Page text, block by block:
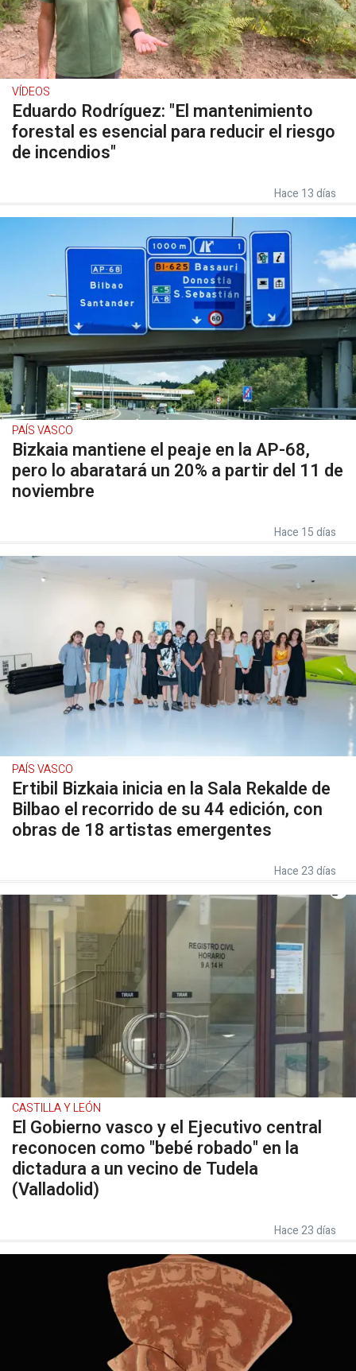
VÍDEOS
Eduardo Rodríguez: "El mantenimiento
forestal es esencial para reducir el riesgo
de incendios"
Hace 13 días
PAÍS VASCO
Bizkaia mantiene el peaje en la AP-68,
pero lo abaratará un 20% a partir del 11 de
noviembre
Hace 15 días
PAÍS VASCO
Ertibil Bizkaia inicia en la Sala Rekalde de
Bilbao el recorrido de su 44 edición, con
obras de 18 artistas emergentes
Hace 23 días
CASTILLA Y LEÓN
El Gobierno vasco y el Ejecutivo central
reconocen como "bebé robado" en la
dictadura a un vecino de Tudela
(Valladolid)
Hace 23 días